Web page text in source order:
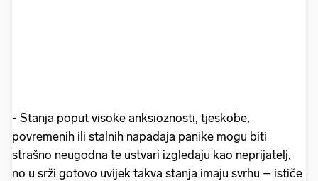
- Stanja poput visoke anksioznosti, tjeskobe,
povremenih ili stalnih napadaja panike mogu biti
strašno neugodna te ustvari izgledaju kao neprijatelj,
no u srži gotovo uvijek takva stanja imaju svrhu – ističe